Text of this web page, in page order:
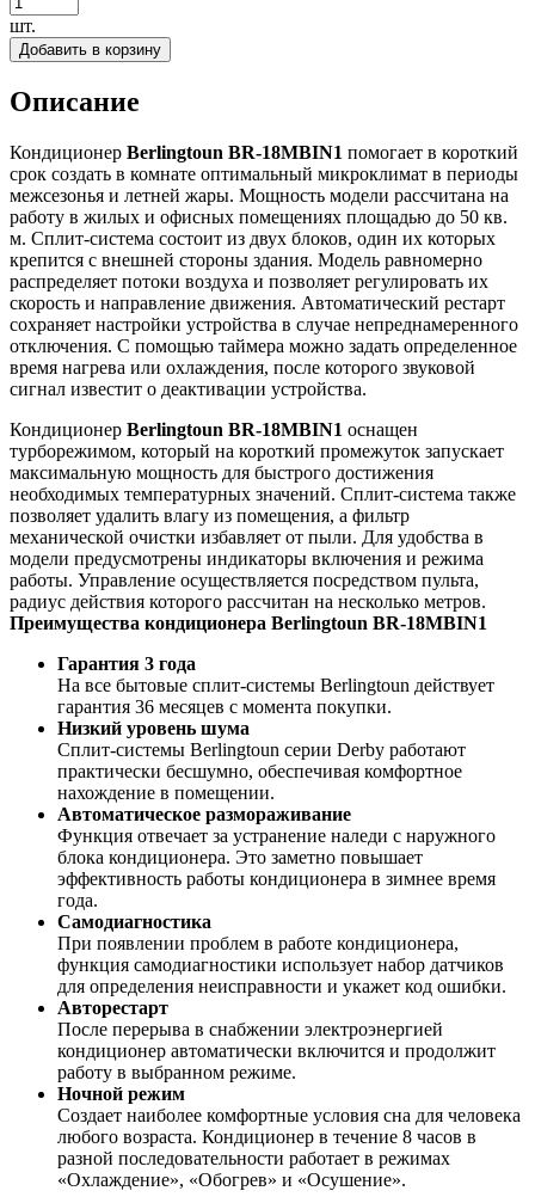
шт.
Добавить в корзину
Описание
Кондиционер Berlingtoun BR-18MBIN1 помогает в короткий
срок создать в комнате оптимальный микроклимат в периоды
межсезонья и летней жары. Мощность модели рассчитана на
работу в жилых и офисных помещениях площадью до 50 кв.
м. Сплит-система состоит из двух блоков, один их которых
крепится с внешней стороны здания. Модель равномерно
распределяет потоки воздуха и позволяет регулировать их
скорость и направление движения. Автоматический рестарт
сохраняет настройки устройства в случае непреднамеренного
отключения. С помощью таймера можно задать определенное
время нагрева или охлаждения, после которого звуковой
сигнал известит о деактивации устройства.
Кондиционер Berlingtoun BR-18MBIN1 оснащен
турборежимом, который на короткий промежуток запускает
максимальную мощность для быстрого достижения
необходимых температурных значений. Сплит-система также
позволяет удалить влагу из помещения, а фильтр
механической очистки избавляет от пыли. Для удобства в
модели предусмотрены индикаторы включения и режима
работы. Управление осуществляется посредством пульта,
радиус действия которого рассчитан на несколько метров.
Преимущества кондиционера Berlingtoun BR-18MBIN1
Гарантия 3 года
На все бытовые сплит-системы Berlingtoun действует
гарантия 36 месяцев с момента покупки.
Низкий уровень шума
Сплит-системы Berlingtoun серии Derby работают
практически бесшумно, обеспечивая комфортное
нахождение в помещении.
Автоматическое размораживание
Функция отвечает за устранение наледи с наружного
блока кондиционера. Это заметно повышает
эффективность работы кондиционера в зимнее время
года.
Самодиагностика
При появлении проблем в работе кондиционера,
функция самодиагностики использует набор датчиков
для определения неисправности и укажет код ошибки.
Авторестарт
После перерыва в снабжении электроэнергией
кондиционер автоматически включится и продолжит
работу в выбранном режиме.
Ночной режим
Создает наиболее комфортные условия сна для человека
любого возраста. Кондиционер в течение 8 часов в
разной последовательности работает в режимах
«Охлаждение», «Обогрев» и «Осушение».